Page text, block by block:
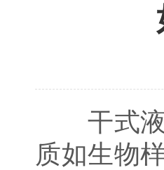
干式液
质如生物